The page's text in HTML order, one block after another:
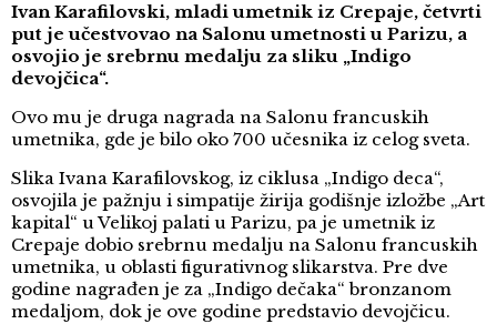
Ivan Karafilovski, mladi umetnik iz Crepaje, četvrti
put je učestvovao na Salonu umetnosti u Parizu, a
osvojio je srebrnu medalju za sliku „Indigo
devojčica“.
Ovo mu je druga nagrada na Salonu francuskih
umetnika, gde je bilo oko 700 učesnika iz celog sveta.
Slika Ivana Karafilovskog, iz ciklusa „Indigo deca“,
osvojila je pažnju i simpatije žirija godišnje izložbe „Art
kapital“ u Velikoj palati u Parizu, pa je umetnik iz
Crepaje dobio srebrnu medalju na Salonu francuskih
umetnika, u oblasti figurativnog slikarstva. Pre dve
godine nagrađen je za „Indigo dečaka“ bronzanom
medaljom, dok je ove godine predstavio devojčicu.